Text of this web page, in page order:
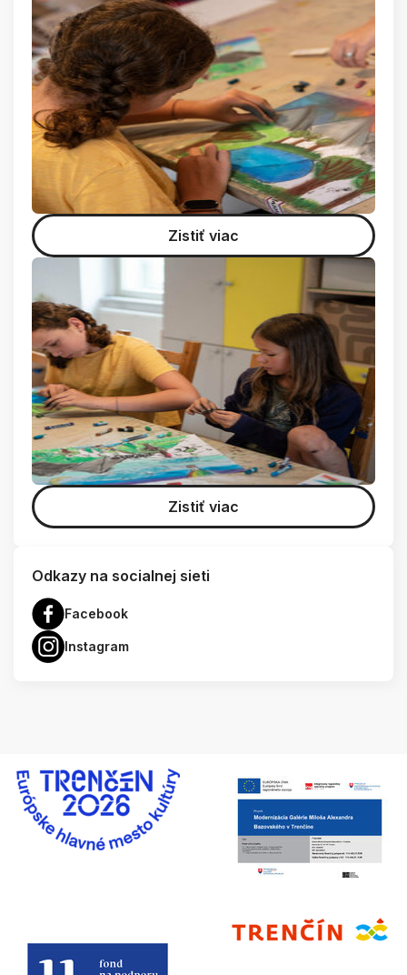
Zistiť viac
Zistiť viac
Odkazy na socialnej sieti
Facebook
Instagram